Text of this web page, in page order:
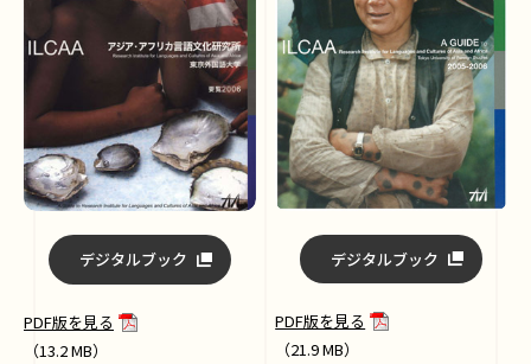
デジタルブック
PDF版を見る
（13.2 MB）
デジタルブック
PDF版を見る
（21.9 MB）